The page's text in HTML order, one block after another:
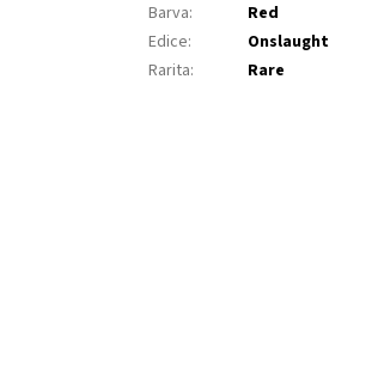
Barva:
Red
Edice:
Onslaught
Rarita: Rare